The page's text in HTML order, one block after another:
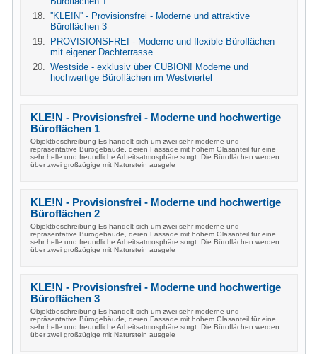
''KLE!N'' - Provisionsfrei - Moderne und attraktive
Büroflächen 3
PROVISIONSFREI - Moderne und flexible Büroflächen
mit eigener Dachterrasse
Westside - exklusiv über CUBION! Moderne und
hochwertige Büroflächen im Westviertel
KLE!N - Provisionsfrei - Moderne und hochwertige
Büroflächen 1
Objektbeschreibung Es handelt sich um zwei sehr moderne und
repräsentative Bürogebäude, deren Fassade mit hohem Glasanteil für eine
sehr helle und freundliche Arbeitsatmosphäre sorgt. Die Büroflächen werden
über zwei großzügige mit Naturstein ausgele
KLE!N - Provisionsfrei - Moderne und hochwertige
Büroflächen 2
Objektbeschreibung Es handelt sich um zwei sehr moderne und
repräsentative Bürogebäude, deren Fassade mit hohem Glasanteil für eine
sehr helle und freundliche Arbeitsatmosphäre sorgt. Die Büroflächen werden
über zwei großzügige mit Naturstein ausgele
KLE!N - Provisionsfrei - Moderne und hochwertige
Büroflächen 3
Objektbeschreibung Es handelt sich um zwei sehr moderne und
repräsentative Bürogebäude, deren Fassade mit hohem Glasanteil für eine
sehr helle und freundliche Arbeitsatmosphäre sorgt. Die Büroflächen werden
über zwei großzügige mit Naturstein ausgele